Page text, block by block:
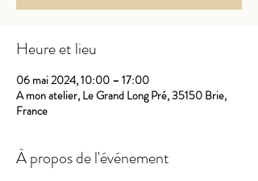
Heure et lieu
06 mai 2024, 10:00 – 17:00
A mon atelier, Le Grand Long Pré, 35150 Brie,
France
À propos de l'événement